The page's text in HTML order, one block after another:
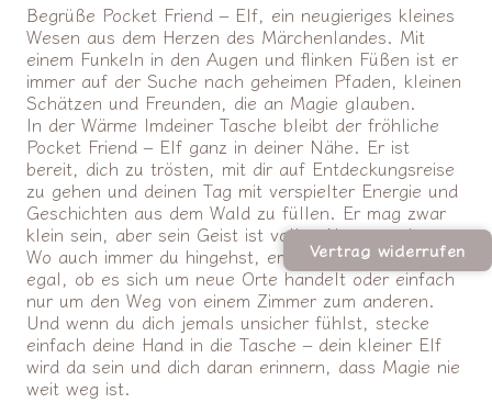
Begrüße Pocket Friend – Elf, ein neugieriges kleines
Wesen aus dem Herzen des Märchenlandes. Mit
einem Funkeln in den Augen und flinken Füßen ist er
immer auf der Suche nach geheimen Pfaden, kleinen
Schätzen und Freunden, die an Magie glauben.
In der Wärme Imdeiner Tasche bleibt der fröhliche
Pocket Friend – Elf ganz in deiner Nähe. Er ist
bereit, dich zu trösten, mit dir auf Entdeckungsreise
zu gehen und deinen Tag mit verspielter Energie und
Geschichten aus dem Wald zu füllen. Er mag zwar
klein sein, aber sein Geist ist voller Abenteuerlust.
Wo auch immer du hingehst, er wird dich begleiten –
egal, ob es sich um neue Orte handelt oder einfach
nur um den Weg von einem Zimmer zum anderen.
Und wenn du dich jemals unsicher fühlst, stecke
einfach deine Hand in die Tasche – dein kleiner Elf
wird da sein und dich daran erinnern, dass Magie nie
weit weg ist.
Vertrag widerrufen